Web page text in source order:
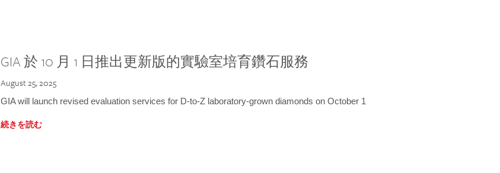
GIA 於 10 月 1 日推出更新版的實驗室培育鑽石服務
August 25, 2025
GIA will launch revised evaluation services for D-to-Z laboratory-grown diamonds on October 1
続きを読む